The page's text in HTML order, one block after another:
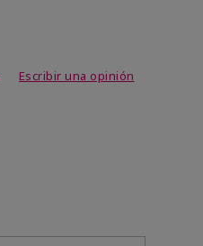
Escribir una opinión